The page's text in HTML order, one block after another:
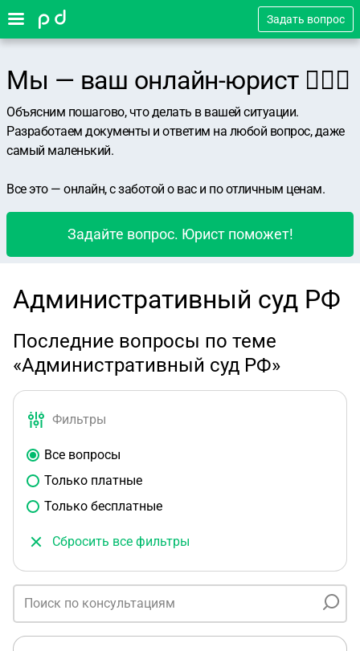
Задать вопрос
Мы — ваш онлайн-юрист 👨🏻‍⚖️
Объясним пошагово, что делать в вашей ситуации.
Разработаем документы и ответим на любой вопрос, даже
самый маленький.
Все это — онлайн, с заботой о вас и по отличным ценам.
Задайте вопрос. Юрист поможет!
Административный суд РФ
Последние вопросы по теме
«Административный суд РФ»
Фильтры
Все вопросы
Только платные
Только бесплатные
Сбросить все фильтры